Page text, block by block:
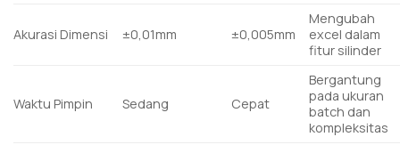
Akurasi Dimensi ±0,01mm ±0,005mm
Mengubah
excel dalam
fitur silinder
Waktu Pimpin Sedang Cepat
Bergantung
pada ukuran
batch dan
kompleksitas